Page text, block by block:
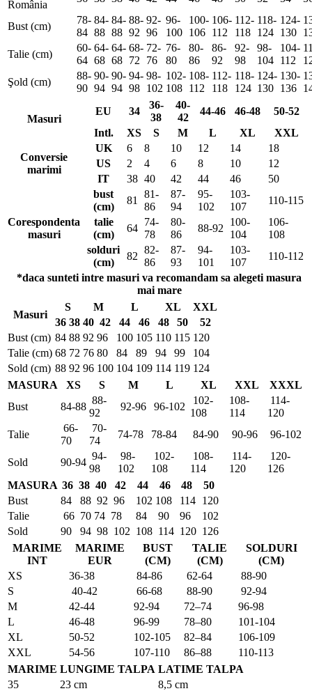
România
Bust (cm)
78-
84
84-
88
84-
88
88-
92
92-
96
96-
100
100-
106
106-
112
112-
118
118-
124
124-
130
Talie (cm)
60-
64
64-
68
64-
68
68-
72
72-
76
76-
80
80-
86
86-
92
92-
98
98-
104
104-
112
Şold (cm)
88-
90
90-
94
90-
94
94-
98
98-
102
102-
108
108-
112
112-
118
118-
124
124-
130
130-
136
Masuri
EU 34
36-
38
40-
42
44-46 46-48
50-52
Intl.
XS S M L XL XXL
Conversie
marimi
UK 6 8 10 12 14
18
US
2 4 6 8 10
12
IT
38 40 42 44 46 50
Corespondenta
masuri
bust
(cm)
81
81-
86
87-
94
95-
102
103-
107
110-115
talie
(cm)
64
74-
78
80-
86
88-92
100-
104
106-
108
solduri
(cm)
82
82-
86
87-
93
94-
101
103-
107
110-112
*daca sunteti intre masuri va recomandam sa alegeti masura
mai mare
Masuri
S M L XL
XXL
36 38 40 42 44 46 48 50
52
Bust (cm) 84 88 92 96 100 105 110 115 120
Talie (cm) 68 72 76 80 84 89 94 99
104
Sold (cm) 88 92 96 100 104 109 114 119 124
MASURA
XS S M L XL XXL
XXXL
Bust
84-88
88-
92
92-96 96-102
102-
108
108-
114
114-
120
Talie
66-
70
70-
74
74-78 78-84 84-90 90-96 96-102
Sold 90-94
94-
98
98-
102
102-
108
108-
114
114-
120
120-
126
MASURA 36 38 40 42 44 46 48
50
Bust
84 88 92 96 102 108 114 120
Talie
66 70 74 78 84 90 96
102
Sold
90 94 98 102 108 114 120 126
MARIME
INT
MARIME
EUR
BUST
(CM)
TALIE
(CM)
SOLDURI
(CM)
XS
36-38 84-86 62-64
88-90
S
40-42 66-68 88-90
92-94
M
42-44 92-94 72–74
96-98
L
46-48 96-99 78–80
101-104
XL
50-52 102-105 82–84
106-109
XXL
54-56 107-110 86–88
110-113
MARIME LUNGIME TALPA LATIME TALPA
35
23 cm
8,5 cm